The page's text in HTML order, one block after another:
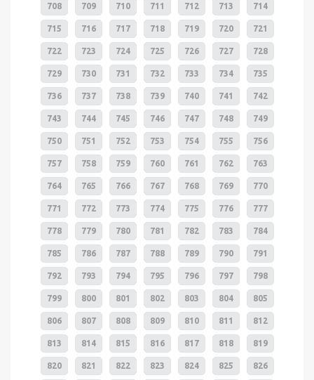
708 709 710 711 712 713 714
715 716 717 718 719 720 721
722 723 724 725 726 727 728
729 730 731 732 733 734 735
736 737 738 739 740 741 742
743 744 745 746 747 748 749
750 751 752 753 754 755 756
757 758 759 760 761 762 763
764 765 766 767 768 769 770
771 772 773 774 775 776 777
778 779 780 781 782 783 784
785 786 787 788 789 790 791
792 793 794 795 796 797 798
799 800 801 802 803 804 805
806 807 808 809 810 811 812
813 814 815 816 817 818 819
820 821 822 823 824 825 826